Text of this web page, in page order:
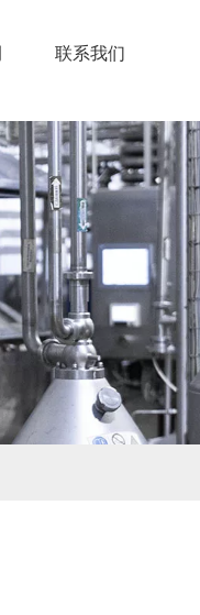
联系我们